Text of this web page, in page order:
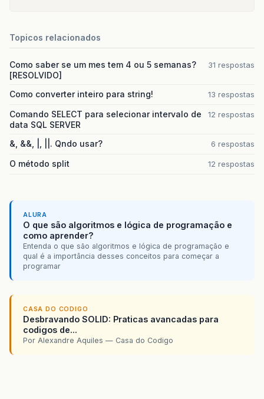
Topicos relacionados
Como saber se um mes tem 4 ou 5 semanas?
[RESOLVIDO]
31 respostas
Como converter inteiro para string! 13 respostas
Comando SELECT para selecionar intervalo de
data SQL SERVER
12 respostas
&, &&, |, ||. Qndo usar? 6 respostas
O método split 12 respostas
ALURA
O que são algoritmos e lógica de programação e
como aprender?
Entenda o que são algoritmos e lógica de programação e
qual é a importância desses conceitos para começar a
programar
CASA DO CODIGO
Desbravando SOLID: Praticas avancadas para
codigos de...
Por Alexandre Aquiles — Casa do Codigo